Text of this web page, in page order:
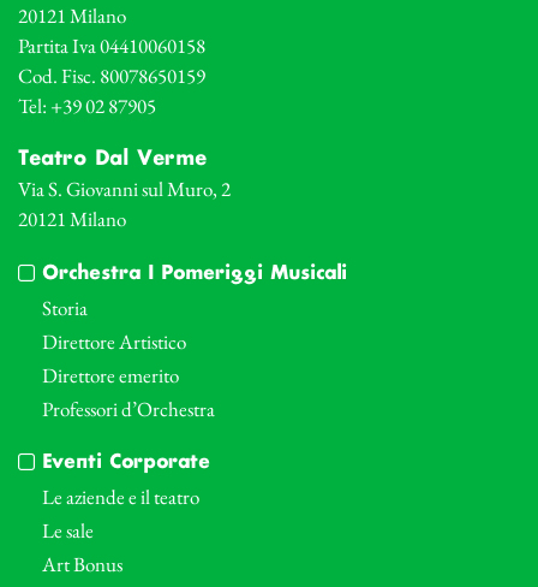
20121 Milano
Partita Iva 04410060158
Cod. Fisc. 80078650159
Tel: +39 02 87905
Teatro Dal Verme
Via S. Giovanni sul Muro, 2
20121 Milano
Orchestra I Pomeriggi Musicali
Storia
Direttore Artistico
Direttore emerito
Professori d’Orchestra
Eventi Corporate
Le aziende e il teatro
Le sale
Art Bonus